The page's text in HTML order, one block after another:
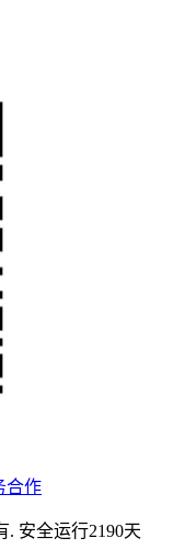
合作
. 安全运行2190天